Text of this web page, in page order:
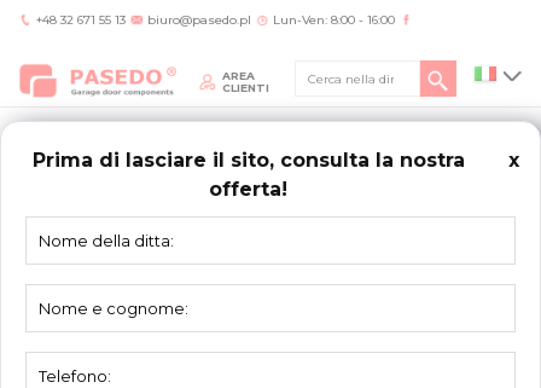
+48 32 671 55 13 biuro@pasedo.pl Lun-Ven: 8:00 - 16:00
AREA
CLIENTI
Prima di lasciare il sito, consulta la nostra
offerta!
x
Home/Prodotti/Cavi/Redancia fissaggio del cavo
CAVI
Redancia fissaggio del cavo